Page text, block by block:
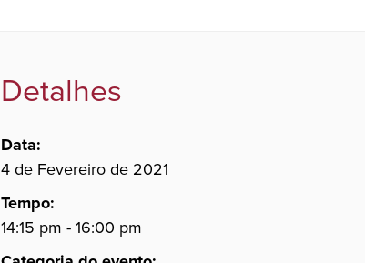
Detalhes
Data:
4 de Fevereiro de 2021
Tempo:
14:15 pm - 16:00 pm